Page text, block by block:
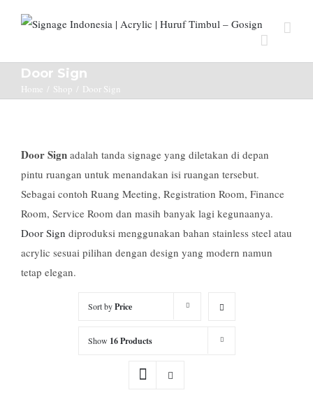
Door Sign
Home / Shop / Door Sign
Door Sign adalah tanda signage yang diletakan di depan
pintu ruangan untuk menandakan isi ruangan tersebut.
Sebagai contoh Ruang Meeting, Registration Room, Finance
Room, Service Room dan masih banyak lagi kegunaanya.
Door Sign diproduksi menggunakan bahan stainless steel atau
acrylic sesuai pilihan dengan design yang modern namun
tetap elegan.
Sort byPrice
Show 16 Products